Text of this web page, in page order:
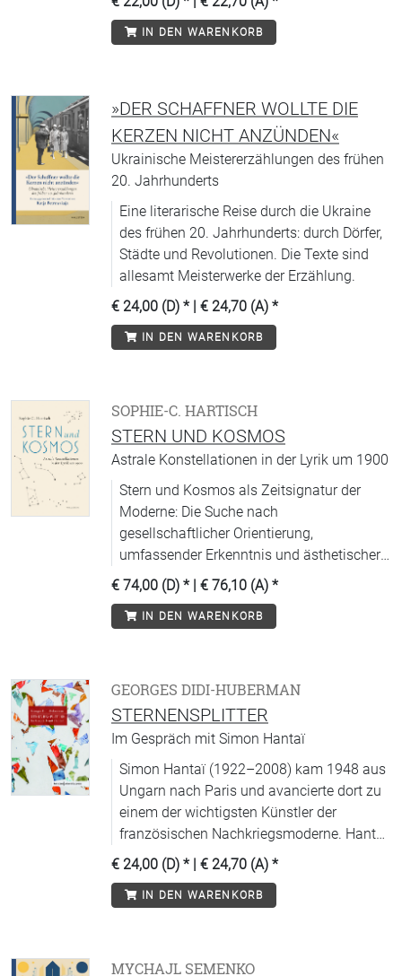
IN DEN WARENKORB
»DER SCHAFFNER WOLLTE DIE
KERZEN NICHT ANZÜNDEN«
Ukrainische Meistererzählungen des frühen
20. Jahrhunderts
Eine literarische Reise durch die Ukraine
des frühen 20. Jahrhunderts: durch Dörfer,
Städte und Revolutionen. Die Texte sind
allesamt Meisterwerke der Erzählung.
€ 24,00 (D) * | € 24,70 (A) *
IN DEN WARENKORB
SOPHIE-C. HARTISCH
STERN UND KOSMOS
Astrale Konstellationen in der Lyrik um 1900
Stern und Kosmos als Zeitsignatur der
Moderne: Die Suche nach
gesellschaftlicher Orientierung,
umfassender Erkenntnis und ästhetischer
Form führt um 1900 an den
Sternenhimmel.
€ 74,00 (D) * | € 76,10 (A) *
IN DEN WARENKORB
GEORGES DIDI-HUBERMAN
STERNENSPLITTER
Im Gespräch mit Simon Hantaï
Simon Hantaï (1922–2008) kam 1948 aus
Ungarn nach Paris und avancierte dort zu
einem der wichtigsten Künstler der
französischen Nachkriegsmoderne. Hantaï
ist durch die Technik der »Pliage« berühmt
geworden. Dabei bedeckt er die gefaltete
Leinwand mit Öl- oder Acrylfarbe, um
dieser »Entfaltung der Farbe«, der das
€ 24,00 (D) * | € 24,70 (A) *
IN DEN WARENKORB
MYCHAJL SEMENKO